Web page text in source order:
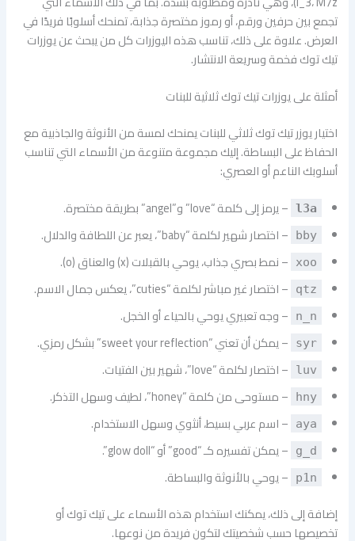
تجمع بين حرفين ورقم، أو رموز مختصرة جذابة، تمنحك أسلوبًا فريدًا في
العرض. علاوة على ذلك، تناسب هذه اليوزرات كل من يبحث عن يوزرات
تيك توك فخمة وسريعة الانتشار.
أمثلة على يوزرات تيك توك ثلاثية للبنات
اختيار يوزر تيك توك ثلاثي للبنات يمنحك لمسة من الأنوثة والجاذبية مع
الحفاظ على البساطة. إليك مجموعة متنوعة من الأسماء التي تناسب
أسلوبك الناعم أو العصري:
l3a – يرمز إلى كلمة “love” و”angel” بطريقة مختصرة.
bby – اختصار شهير لكلمة “baby”، يعبر عن اللطافة والدلال.
xoo – نمط بصري جذاب، يوحي بالقبلات (x) والعناق (o).
qtz – اختصار غير مباشر لكلمة “cuties”، يعكس جمال الاسم.
n_n – وجه تعبيري يوحي بالحياء أو الخجل.
syr – يمكن أن تعني “sweet your reflection” بشكل رمزي.
luv – اختصار لكلمة “love”، شهير بين الفتيات.
hny – مستوحى من كلمة “honey”، لطيف وسهل التذكر.
aya – اسم عربي بسيط، أنثوي وسهل الاستخدام.
g_d – يمكن تفسيره كـ “good” أو “glow doll”.
p1n
– يوحي بالأنوثة والبساطة.
إضافة إلى ذلك، يمكنك استخدام هذه الأسماء على تيك توك أو
تخصيصها حسب شخصيتك لتكون فريدة من نوعها.